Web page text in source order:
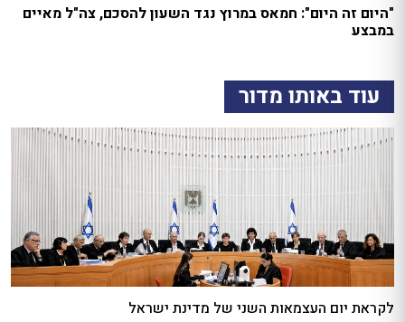
"היום זה היום": חמאס במרוץ נגד השעון להסכם, צה"ל מאיים
במבצע
עוד באותו מדור
לקראת יום העצמאות השני של מדינת ישראל